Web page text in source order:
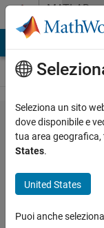
Vai al contenutoMATLAB
Answers
increase
line-
in .m
Seleziona un sito
dove disponibile e
tua area geografica,
States.
United States
Puoi anche